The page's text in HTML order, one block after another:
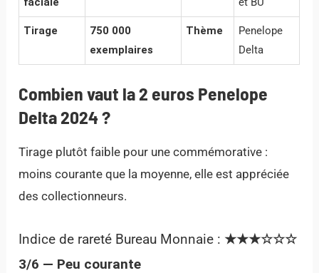
Tirage
750 000
exemplaires
Thème
Penelope
Delta
Combien vaut la 2 euros Penelope
Delta 2024 ?
Tirage plutôt faible pour une commémorative :
moins courante que la moyenne, elle est appréciée
des collectionneurs.
Indice de rareté Bureau Monnaie : ★★★☆☆☆
3/6 — Peu courante